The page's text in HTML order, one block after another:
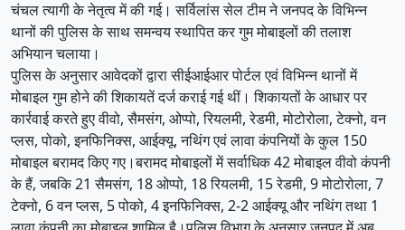
चंचल त्यागी के नेतृत्व में की गई। सर्विलांस सेल टीम ने जनपद के विभिन्न
थानों की पुलिस के साथ समन्वय स्थापित कर गुम मोबाइलों की तलाश
अभियान चलाया।
पुलिस के अनुसार आवेदकों द्वारा सीईआईआर पोर्टल एवं विभिन्न थानों में
मोबाइल गुम होने की शिकायतें दर्ज कराई गई थीं। शिकायतों के आधार पर
कार्रवाई करते हुए वीवो, सैमसंग, ओप्पो, रियलमी, रेडमी, मोटोरोला, टेक्नो, वन
प्लस, पोको, इनफिनिक्स, आईक्यू, नथिंग एवं लावा कंपनियों के कुल 150
मोबाइल बरामद किए गए।बरामद मोबाइलों में सर्वाधिक 42 मोबाइल वीवो कंपनी
के हैं, जबकि 21 सैमसंग, 18 ओप्पो, 18 रियलमी, 15 रेडमी, 9 मोटोरोला, 7
टेक्नो, 6 वन प्लस, 5 पोको, 4 इनफिनिक्स, 2-2 आईक्यू और नथिंग तथा 1